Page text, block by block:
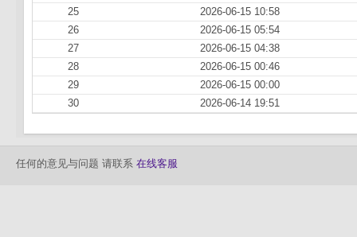
25
2026-06-15 10:58
26
2026-06-15 05:54
27
2026-06-15 04:38
28
2026-06-15 00:46
29
2026-06-15 00:00
30
2026-06-14 19:51
任何的意见与问题 请联系 在线客服